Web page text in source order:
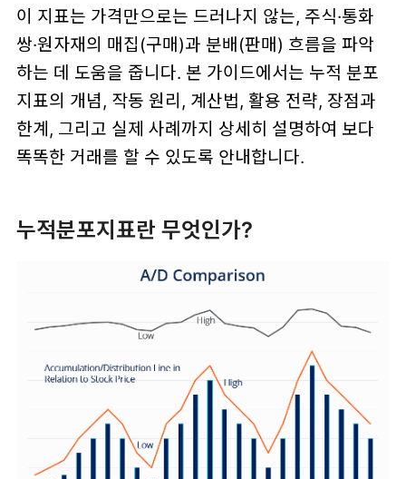
이 지표는 가격만으로는 드러나지 않는, 주식·통화
쌍·원자재의 매집(구매)과 분배(판매) 흐름을 파악
하는 데 도움을 줍니다. 본 가이드에서는 누적 분포
지표의 개념, 작동 원리, 계산법, 활용 전략, 장점과
한계, 그리고 실제 사례까지 상세히 설명하여 보다
똑똑한 거래를 할 수 있도록 안내합니다.
누적분포지표란 무엇인가?